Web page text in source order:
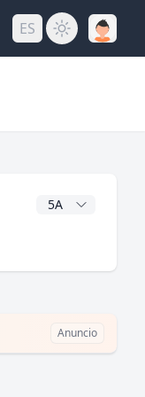
ES
Años CAGR
Anuncio